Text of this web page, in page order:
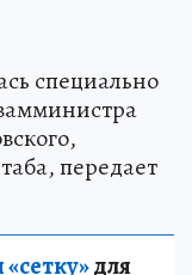
специально
передает
для